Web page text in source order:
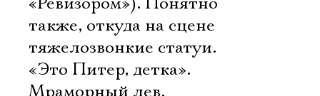
также, откуда на сцене
тяжелозвонкие статуи.
«Это Питер, детка».
Мраморный лев,